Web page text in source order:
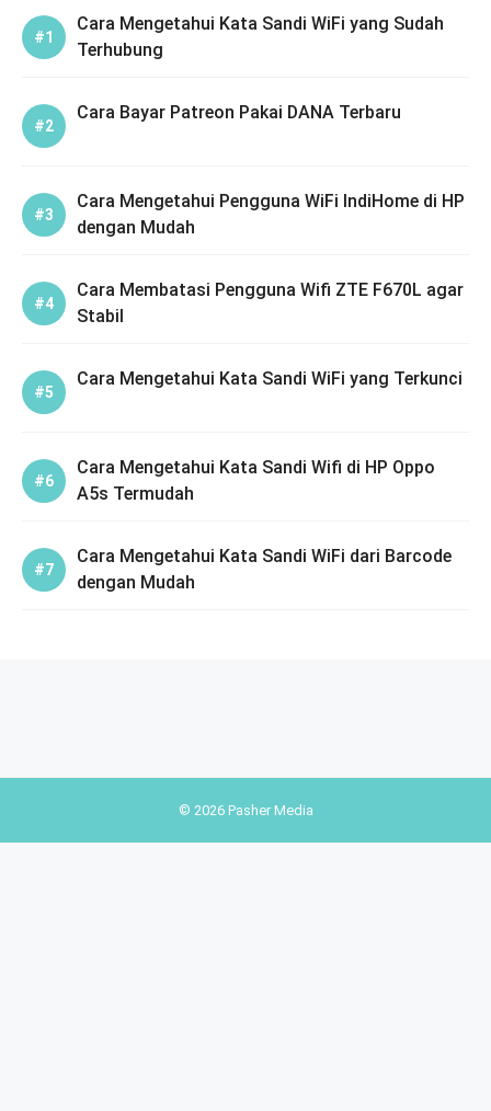
Cara Mengetahui Kata Sandi WiFi yang Sudah
Terhubung
Cara Bayar Patreon Pakai DANA Terbaru
Cara Mengetahui Pengguna WiFi IndiHome di HP
dengan Mudah
Cara Membatasi Pengguna Wifi ZTE F670L agar
Stabil
Cara Mengetahui Kata Sandi WiFi yang Terkunci
Cara Mengetahui Kata Sandi Wifi di HP Oppo
A5s Termudah
Cara Mengetahui Kata Sandi WiFi dari Barcode
dengan Mudah
© 2026 Pasher Media